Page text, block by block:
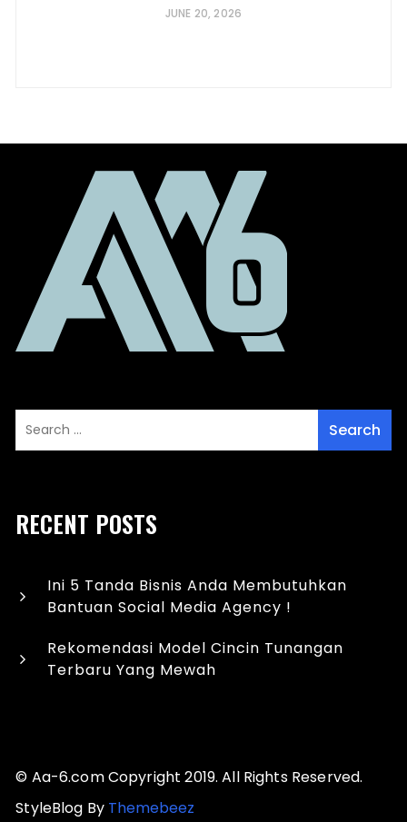
JUNE 20, 2026
RECENT POSTS
Ini 5 Tanda Bisnis Anda Membutuhkan
Bantuan Social Media Agency !
Rekomendasi Model Cincin Tunangan
Terbaru Yang Mewah
© Aa-6.com Copyright 2019. All Rights Reserved.
StyleBlog By Themebeez